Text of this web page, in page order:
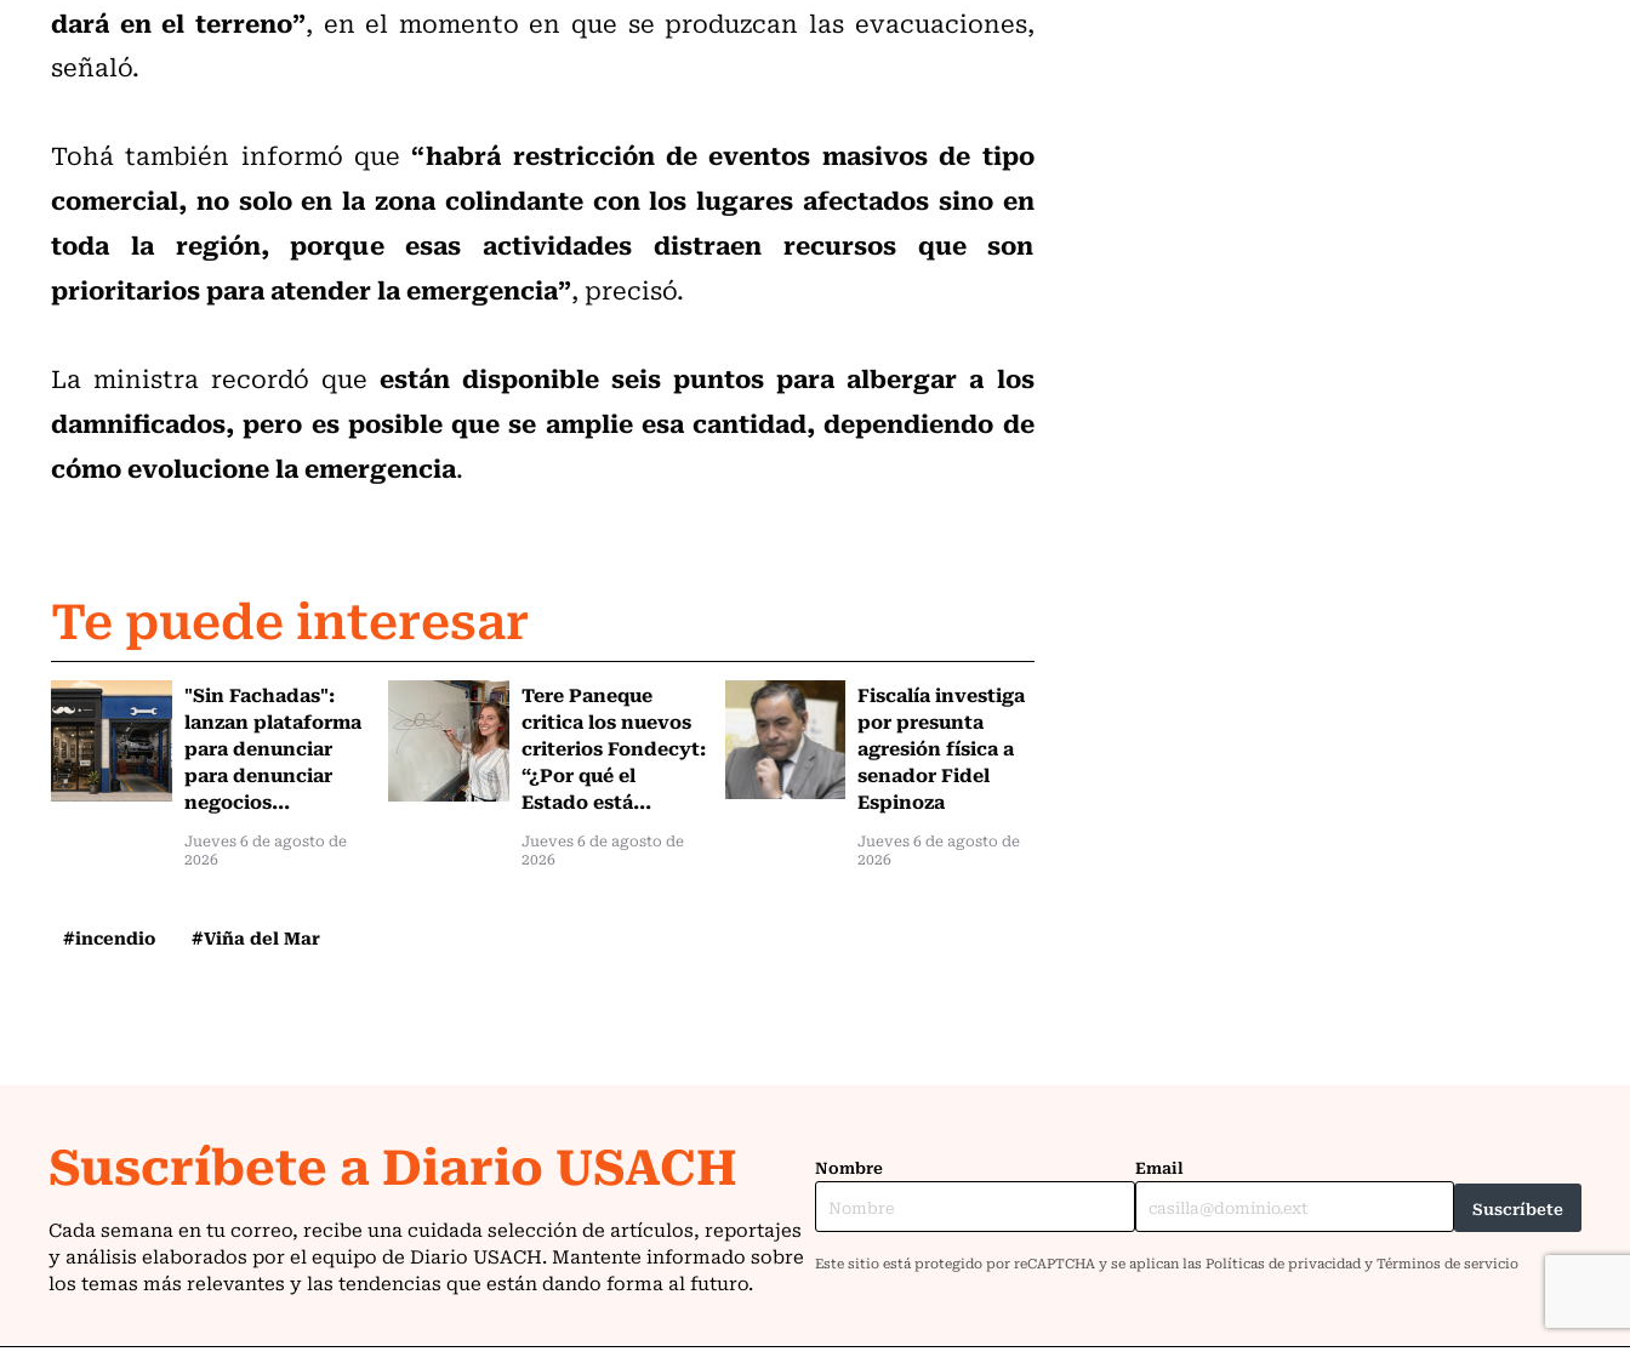
dará en el terreno”, en el momento en que se produzcan las evacuaciones,
señaló.
Tohá también informó que“habrá restricción de eventos masivos de tipo
comercial, no solo en la zona colindante con los lugares afectados sino en
toda la región, porque esas actividades distraen recursos que son
prioritarios para atender la emergencia”, precisó.
La ministra recordó queestán disponible seis puntos para albergar a los
damnificados, pero es posible que se amplie esa cantidad, dependiendo de
cómo evolucione la emergencia.
Te puede interesar
"Sin Fachadas":
lanzan plataforma
para denunciar
para denunciar
negocios...
Jueves 6 de agosto de
2026
Tere Paneque
critica los nuevos
criterios Fondecyt:
“¿Por qué el
Estado está...
Jueves 6 de agosto de
2026
Fiscalía investiga
por presunta
agresión física a
senador Fidel
Espinoza
Jueves 6 de agosto de
2026
#incendio #Viña del Mar